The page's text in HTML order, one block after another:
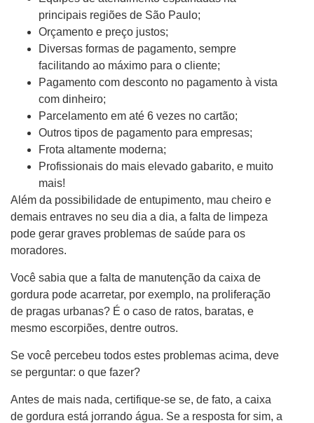
principais regiões de São Paulo;
Orçamento e preço justos;
Diversas formas de pagamento, sempre
facilitando ao máximo para o cliente;
Pagamento com desconto no pagamento à vista
com dinheiro;
Parcelamento em até 6 vezes no cartão;
Outros tipos de pagamento para empresas;
Frota altamente moderna;
Profissionais do mais elevado gabarito, e muito
mais!
Além da possibilidade de entupimento, mau cheiro e
demais entraves no seu dia a dia, a falta de limpeza
pode gerar graves problemas de saúde para os
moradores.
Você sabia que a falta de manutenção da caixa de
gordura pode acarretar, por exemplo, na proliferação
de pragas urbanas? É o caso de ratos, baratas, e
mesmo escorpiões, dentre outros.
Se você percebeu todos estes problemas acima, deve
se perguntar: o que fazer?
Antes de mais nada, certifique-se se, de fato, a caixa
de gordura está jorrando água. Se a resposta for sim, a